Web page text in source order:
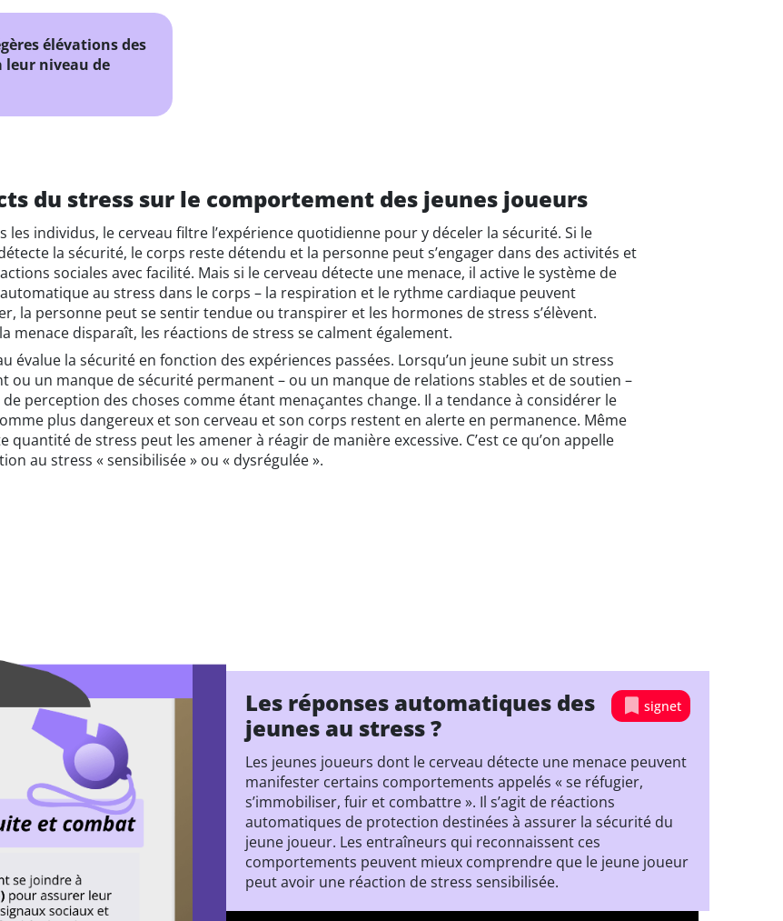
élévations des
leur niveau de
du stress sur le comportement des jeunes joueurs
les individus, le cerveau filtre l’expérience quotidienne pour y déceler la sécurité. Si le
la sécurité, le corps reste détendu et la personne peut s’engager dans des activités et
sociales avec facilité. Mais si le cerveau détecte une menace, il active le système de
au stress dans le corps – la respiration et le rythme cardiaque peuvent
la personne peut se sentir tendue ou transpirer et les hormones de stress s’élèvent.
menace disparaît, les réactions de stress se calment également.
évalue la sécurité en fonction des expériences passées. Lorsqu’un jeune subit un stress
ou un manque de sécurité permanent – ou un manque de relations stables et de soutien –
perception des choses comme étant menaçantes change. Il a tendance à considérer le
plus dangereux et son cerveau et son corps restent en alerte en permanence. Même
quantité de stress peut les amener à réagir de manière excessive. C’est ce qu’on appelle
au stress « sensibilisée » ou « dysrégulée ».
Les réponses automatiques des
jeunes au stress ?
signet
Les jeunes joueurs dont le cerveau détecte une menace peuvent
manifester certains comportements appelés « se réfugier,
s’immobiliser, fuir et combattre ». Il s’agit de réactions
automatiques de protection destinées à assurer la sécurité du
jeune joueur. Les entraîneurs qui reconnaissent ces
comportements peuvent mieux comprendre que le jeune joueur
peut avoir une réaction de stress sensibilisée.